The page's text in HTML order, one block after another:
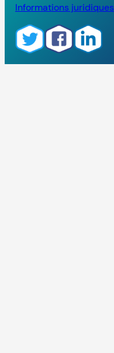
Informations juridiques